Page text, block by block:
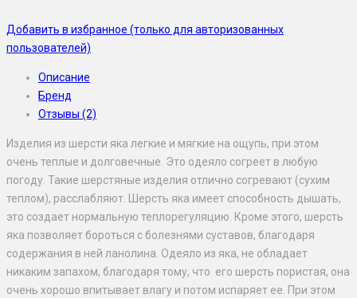
Добавить в избранное (только для авторизованных
пользователей)
Описание
Бренд
Отзывы (2)
Изделия из шерсти яка легкие и мягкие на ощупь, при этом
очень теплые и долговечные. Это одеяло согреет в любую
погоду. Такие шерстяные изделия отлично согревают (сухим
теплом), расслабляют. Шерсть яка имеет способность дышать,
это создает нормальную теплорегуляцию. Кроме этого, шерсть
яка позволяет бороться с болезнями суставов, благодаря
содержания в ней ланолина. Одеяло из яка, не обладает
никаким запахом, благодаря тому, что его шерсть пористая, она
очень хорошо впитывает влагу и потом испаряет ее. При этом